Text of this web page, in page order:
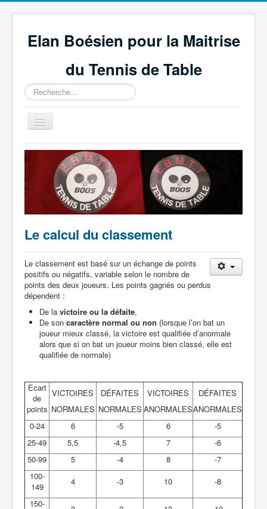
Elan Boésien pour la Maitrise
du Tennis de Table
Rechercher
Basculer
la
Accueil
Association
Compétitions
GEPNETT
Partenaires
Liens
Contacts
Evènements
Archives
Le calcul du classement
Le classement est basé sur un échange de points
positifs ou négatifs, variable selon le nombre de
points des deux joueurs. Les points gagnés ou perdus
dépendent :
De la victoire ou la défaite,
De son caractère normal ou non (lorsque l’on bat un
joueur mieux classé, la victoire est qualifiée d’anormale
alors que si on bat un joueur moins bien classé, elle est
qualifiée de normale)
Ecart
de
points
VICTOIRES
NORMALES
DÉFAITES
NORMALES
VICTOIRES
ANORMALES
DÉFAITES
ANORMALES
0-24
6 -5 6
-5
25-49
5,5 -4,5 7
-6
50-99
5 -4 8
-7
100-
149
4 -3 10
-8
150-